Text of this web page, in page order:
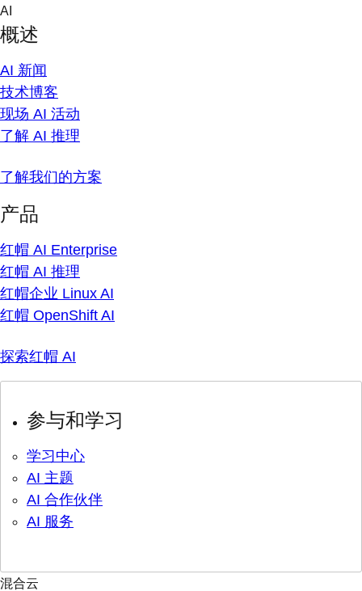
Skip
content
AI
概述
AI 新闻
技术博客
现场 AI 活动
了解 AI 推理
了解我们的方案
产品
红帽 AI Enterprise
红帽 AI 推理
红帽企业 Linux AI
红帽 OpenShift AI
探索红帽 AI
参与和学习
学习中心
AI 主题
AI 合作伙伴
AI 服务
混合云